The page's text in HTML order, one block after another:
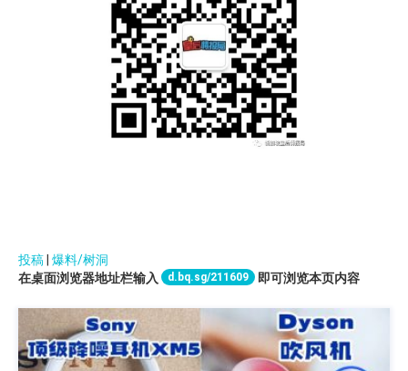
投稿 爆料/树洞
在桌面浏览器地址栏输入
d.bq.sg/211609 即可浏览本页内容